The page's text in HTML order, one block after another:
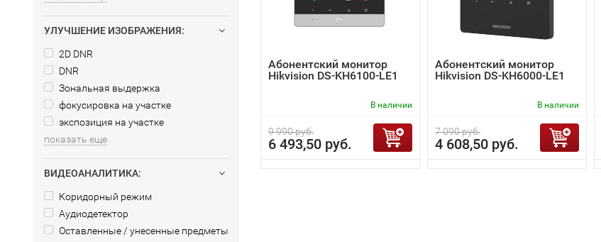
УЛУЧШЕНИЕ ИЗОБРАЖЕНИЯ:
2D DNR
DNR
Зональная выдержка
фокусировка на участке
экспозиция на участке
показать еще
ВИДЕОАНАЛИТИКА:
Коридорный режим
Аудиодетектор
Оставленные / унесенные предметы
Абонентский монитор
Hikvision DS-KH6100-LE1
В наличии
9 990 руб.
6 493,50 руб.
Абонентский монитор
Hikvision DS-KH6000-LE1
В наличии
7 090 руб.
4 608,50 руб.